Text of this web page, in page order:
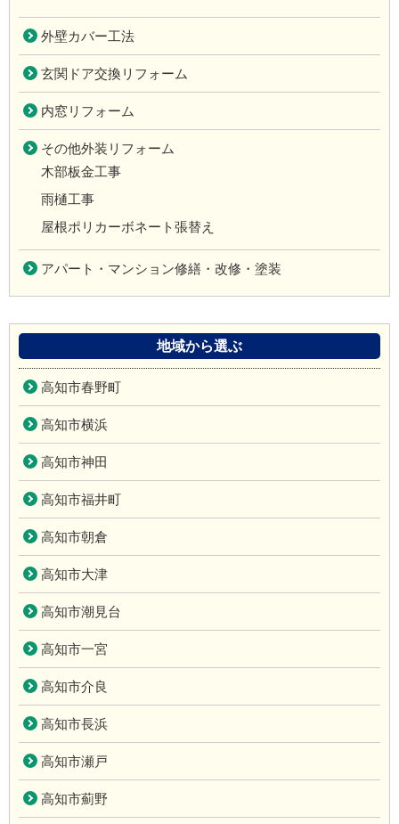
外壁カバー工法
玄関ドア交換リフォーム
内窓リフォーム
その他外装リフォーム
木部板金工事
雨樋工事
屋根ポリカーボネート張替え
アパート・マンション修繕・改修・塗装
地域から選ぶ
高知市春野町
高知市横浜
高知市神田
高知市福井町
高知市朝倉
高知市大津
高知市潮見台
高知市一宮
高知市介良
高知市長浜
高知市瀬戸
高知市薊野